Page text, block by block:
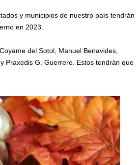
y municipios de nuestro país tendrán
en 2023.
del Sotol, Manuel Benavides,
Praxedis G. Guerrero. Estos tendrán que